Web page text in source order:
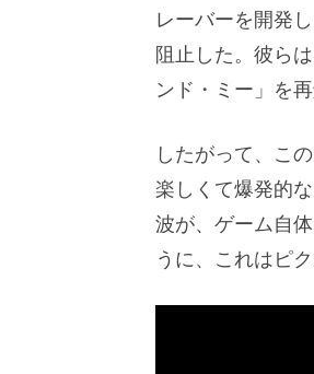
レーバーを開発
阻止した。彼ら
ンド・ミー」を
したがって、こ
楽しくて爆発的
波が、ゲーム自
うに、これはピ